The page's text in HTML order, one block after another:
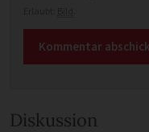
Diskussion